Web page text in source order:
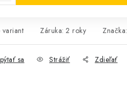
variant Záruka: 2 roky Značka:
sa Strážiť Zdieľať